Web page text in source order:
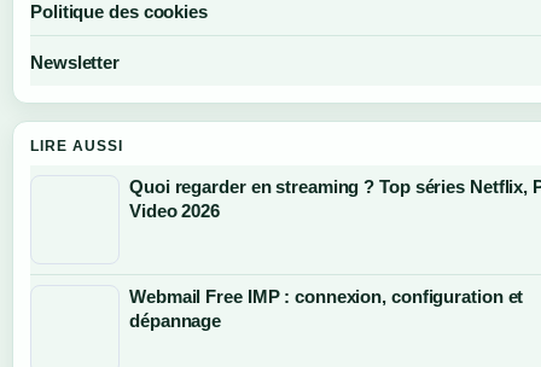
Politique des cookies
Newsletter
LIRE AUSSI
Quoi regarder en streaming ? Top séries Netflix,
Video 2026
Webmail Free IMP : connexion, configuration et
dépannage